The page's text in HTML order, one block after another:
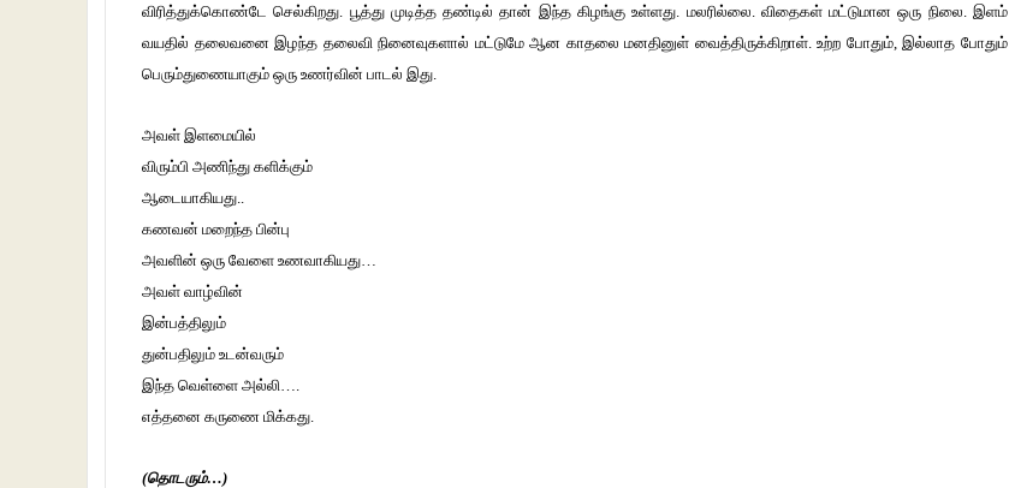
விரித்துக்கொண்டே செல்கிறது. பூத்து முடித்த தண்டில் தான் இந்த கிழங்கு உள்ளது. மலரில்லை. விதைகள் மட்டுமான ஒரு நிலை. இளம்
வயதில் தலைவனை இழந்த தலைவி நினைவுகளால் மட்டுமே ஆன காதலை மனதினுள் வைத்திருக்கிறாள். உற்ற போதும், இல்லாத போதும்
பெரும்துணையாகும் ஒரு உணர்வின் பாடல் இது.
அவள் இளமையில்
விரும்பி அணிந்து களிக்கும்
ஆடையாகியது..
கணவன் மறைந்த பின்பு
அவளின் ஒரு வேளை உணவாகியது…
அவள் வாழ்வின்
இன்பத்திலும்
துன்பதிலும் உடன்வரும்
இந்த வெள்ளை அல்லி….
எத்தனை கருணை மிக்கது.
(தொடரும்…)